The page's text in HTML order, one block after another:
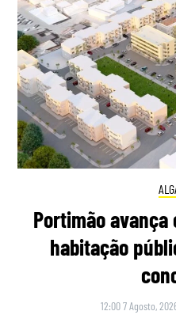
Portimão
habitação
12:00 7 Agosto,